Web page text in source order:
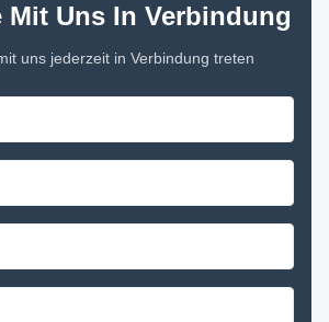
Mit Uns In Verbindung
uns jederzeit in Verbindung treten